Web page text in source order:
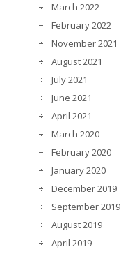
March 2022
February 2022
November 2021
August 2021
July 2021
June 2021
April 2021
March 2020
February 2020
January 2020
December 2019
September 2019
August 2019
April 2019